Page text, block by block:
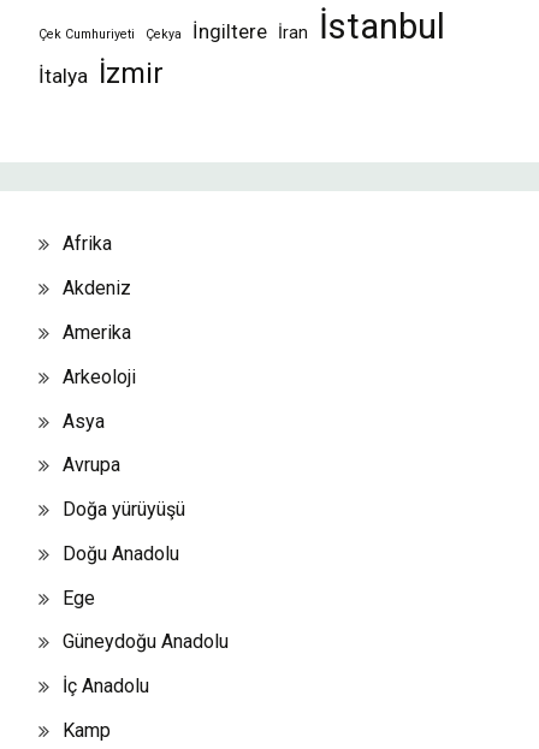
Çek Cumhuriyeti Çekya İngiltere İran İstanbul
İtalya İzmir
Afrika
Akdeniz
Amerika
Arkeoloji
Asya
Avrupa
Doğa yürüyüşü
Doğu Anadolu
Ege
Güneydoğu Anadolu
İç Anadolu
Kamp